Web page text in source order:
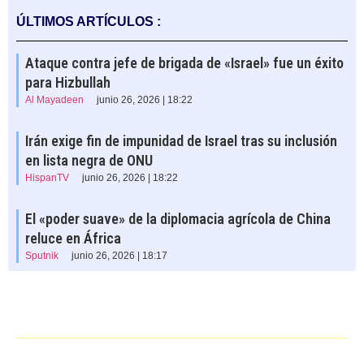
ÚLTIMOS ARTÍCULOS :
Ataque contra jefe de brigada de «Israel» fue un éxito
para Hizbullah
Al Mayadeen junio 26, 2026 | 18:22
Irán exige fin de impunidad de Israel tras su inclusión
en lista negra de ONU
HispanTV junio 26, 2026 | 18:22
El «poder suave» de la diplomacia agrícola de China
reluce en África
Sputnik junio 26, 2026 | 18:17